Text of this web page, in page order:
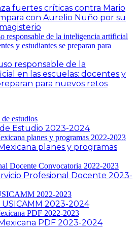
fuertes críticas contra Mario
con Aurelio Nuño por su
responsable de la
en las escuelas: docentes y
para nuevos retos
Estudio 2023-2024
planes y programas
Profesional Docente 2023-
2023-2024
PDF 2023-2024